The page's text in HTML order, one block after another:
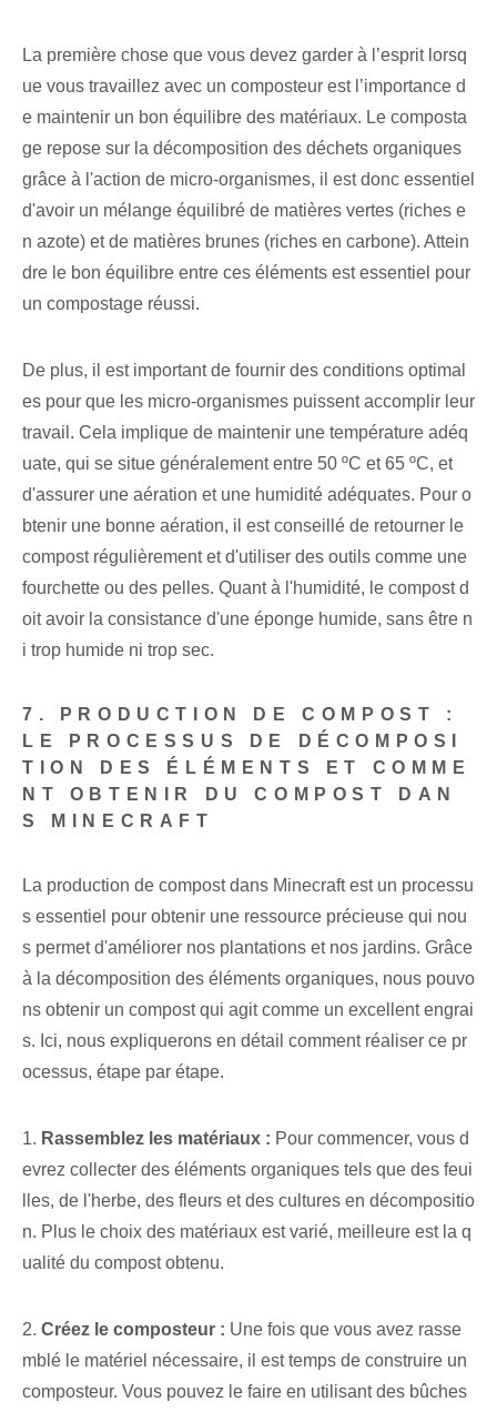
La première chose que vous devez garder à l’esprit lorsq
ue vous travaillez avec un composteur est l’importance d
e maintenir un bon équilibre des matériaux. Le composta
ge repose sur la décomposition des déchets organiques
grâce à l'action de micro-organismes, il est donc essentiel
d'avoir un mélange équilibré de matières vertes (riches e
n azote) et de matières brunes (riches en carbone). Attein
dre le bon équilibre entre ces éléments est essentiel pour
un compostage réussi.
De plus, il est important de fournir des conditions optimal
es pour que les micro-organismes puissent accomplir leur
travail. Cela implique de maintenir une température adéq
uate, qui se situe généralement entre 50 ºC et 65 ºC, et
d'assurer une aération et une humidité adéquates. Pour o
btenir une bonne aération, il est conseillé de retourner le
compost régulièrement et d'utiliser des outils comme une
fourchette ou des pelles. Quant à l'humidité, le compost d
oit avoir la consistance d'une éponge humide, sans être n
i trop humide ni trop sec.
7. PRODUCTION DE COMPOST :
LE PROCESSUS DE DÉCOMPOSI
TION DES ÉLÉMENTS ET COMME
NT OBTENIR DU COMPOST DAN
S MINECRAFT
La production de compost dans Minecraft est un processu
s essentiel pour obtenir une ressource précieuse qui nou
s permet d'améliorer nos plantations et nos jardins. Grâce
à la décomposition des éléments organiques, nous pouvo
ns obtenir un compost qui agit comme un excellent engrai
s. Ici, nous expliquerons en détail comment réaliser ce pr
ocessus, étape par étape.
1. Rassemblez les matériaux : Pour commencer, vous d
evrez collecter des éléments organiques tels que des feui
lles, de l'herbe, des fleurs et des cultures en décompositio
n. Plus le choix des matériaux est varié, meilleure est la q
ualité du compost obtenu.
2. Créez le composteur : Une fois que vous avez rasse
mblé le matériel nécessaire, il est temps de construire un
composteur. Vous pouvez le faire en utilisant des bûches